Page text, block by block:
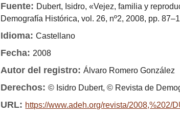
Fuente: Dubert, Isidro, «Vejez, familia y
Demografía Histórica, vol. 26, nº2, 2008, pp.
Idioma:Castellano
Fecha: 2008
Autor del registro:Álvaro Romero González
Derechos:© Isidro Dubert, © Revista de
URL: https://www.adeh.org/revista/2008,%202/